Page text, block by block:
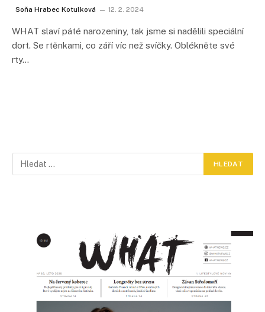
Soňa Hrabec Kotulková 12. 2. 2024
WHAT slaví páté narozeniny, tak jsme si nadělili speciální
dort. Se rtěnkami, co září víc než svíčky. Oblékněte své
rty…